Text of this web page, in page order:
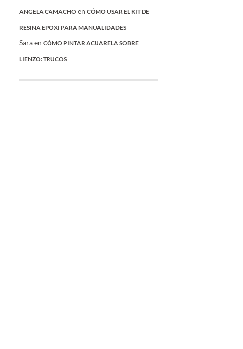
ANGELA CAMACHO en CÓMO USAR EL KIT DE
RESINA EPOXI PARA MANUALIDADES
Saraen CÓMO PINTAR ACUARELA SOBRE
LIENZO: TRUCOS